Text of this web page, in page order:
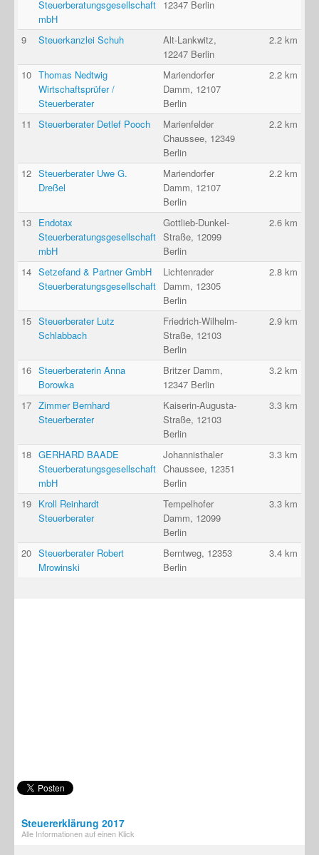
Steuerberatungsgesellschaft
mbH
12347 Berlin
9 Steuerkanzlei Schuh
Alt-Lankwitz,
12247 Berlin
2.2 km
10 Thomas Nedtwig
Wirtschaftsprüfer /
Steuerberater
Mariendorfer
Damm, 12107
Berlin
2.2 km
11 Steuerberater Detlef Pooch
Marienfelder
Chaussee, 12349
Berlin
2.2 km
12 Steuerberater Uwe G.
Dreßel
Mariendorfer
Damm, 12107
Berlin
2.2 km
13 Endotax
Steuerberatungsgesellschaft
mbH
Gottlieb-Dunkel-
Straße, 12099
Berlin
2.6 km
14 Setzefand & Partner GmbH
Steuerberatungsgesellschaft
Lichtenrader
Damm, 12305
Berlin
2.8 km
15 Steuerberater Lutz
Schlabbach
Friedrich-Wilhelm-
Straße, 12103
Berlin
2.9 km
16 Steuerberaterin Anna
Borowka
Britzer Damm,
12347 Berlin
3.2 km
17 Zimmer Bernhard
Steuerberater
Kaiserin-Augusta-
Straße, 12103
Berlin
3.3 km
18 GERHARD BAADE
Steuerberatungsgesellschaft
mbH
Johannisthaler
Chaussee, 12351
Berlin
3.3 km
19 Kroll Reinhardt
Steuerberater
Tempelhofer
Damm, 12099
Berlin
3.3 km
20 Steuerberater Robert
Mrowinski
Berntweg, 12353
Berlin
3.4 km
Steuererklärung 2017
Alle Informationen auf einen Klick